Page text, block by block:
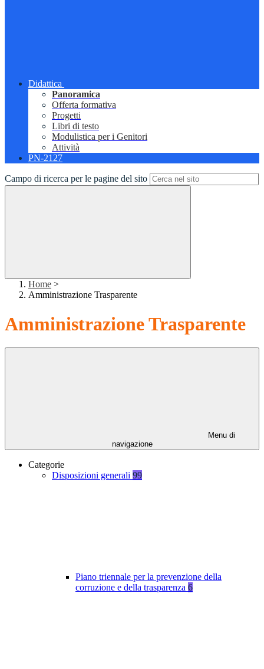
Didattica
Panoramica
Offerta formativa
Progetti
Libri di testo
Modulistica per i Genitori
Attività
PN-2127
Campo di ricerca per le pagine del sito
Home >
Amministrazione Trasparente
Amministrazione Trasparente
Menu di
navigazione
Categorie
Disposizioni generali 99
Piano triennale per la prevenzione della
corruzione e della trasparenza 6